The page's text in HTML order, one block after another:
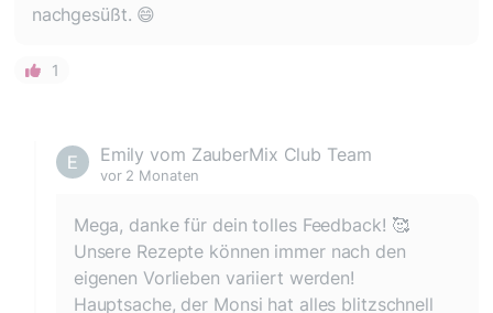
nachgesüßt. 😄
1
Emily vom ZauberMix Club Team
vor 2 Monaten
Mega, danke für dein tolles Feedback! 🥰
Unsere Rezepte können immer nach den
eigenen Vorlieben variiert werden!
Hauptsache, der Monsi hat alles blitzschnell